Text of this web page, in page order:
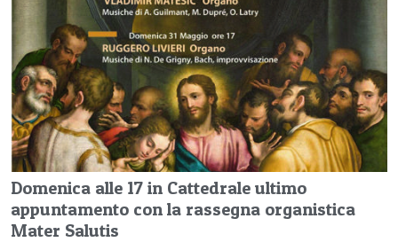
Domenica alle 17 in Cattedrale ultimo
appuntamento con la rassegna organistica
Mater Salutis